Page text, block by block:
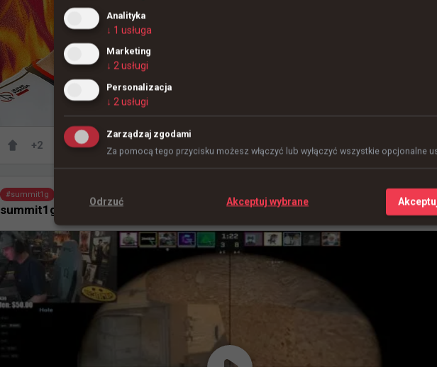
+2
#summit1g 5 godzin temu
summit1g udowodnił, ze 1G można zrobić każdym granatem w CS2
Analityka
↓ 1 usługa
Marketing
↓ 2usługi
Personalizacja
↓ 2usługi
Zarządzaj zgodami
Za pomocą tego przycisku możesz włączyć lub wyłączyć wszystkie opcjonalne
Odrzuć Akceptuj wybrane